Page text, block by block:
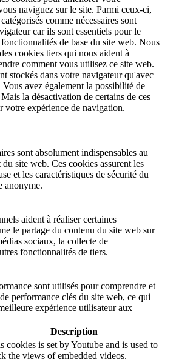
naviguez sur le site. Parmi ceux-ci,
comme nécessaires sont
car ils sont essentiels pour le
de base du site web. Nous
cookies tiers qui nous aident à
comment vous utilisez ce site web.
stockés dans votre navigateur qu'avec
avez également la possibilité de
la désactivation de certains de ces
votre expérience de navigation.
sont absolument indispensables au
site web. Ces cookies assurent les
et les caractéristiques de sécurité du
anonyme.
aident à réaliser certaines
le partage du contenu du site web sur
sociaux, la collecte de
fonctionnalités de tiers.
sont utilisés pour comprendre et
performance clés du site web, ce qui
expérience utilisateur aux
Description
cookies is set by Youtube and is used to
the views of embedded videos.